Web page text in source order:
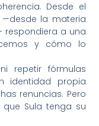
Desde el
la materia
respondiera a una
y cómo lo
repetir fórmulas
identidad propia
renuncias. Pero
Sula tenga su